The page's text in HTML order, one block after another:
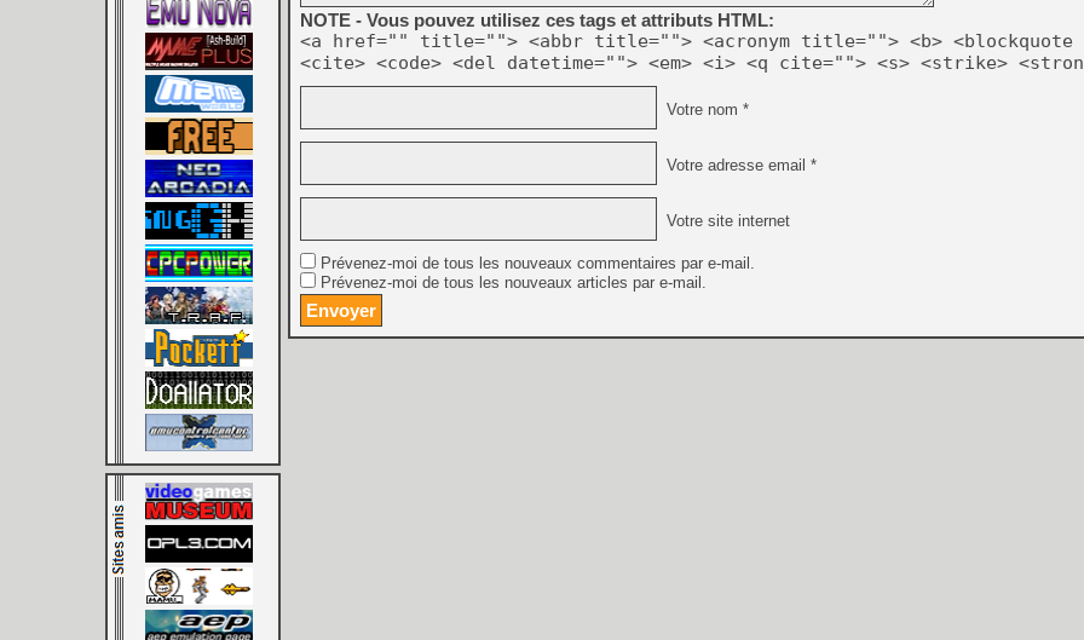
NOTE - Vous pouvez utilisez ces tags et attributs HTML:
<a href="" title=""> <abbr title=""> <acronym title=""> <b> <blockquote
<cite> <code> <del datetime=""> <em> <i> <q cite=""> <s> <strike>
Votre nom *
Votre adresse email *
Votre site internet
Prévenez-moi de tous les nouveaux commentaires par e-mail.
Prévenez-moi de tous les nouveaux articles par e-mail.